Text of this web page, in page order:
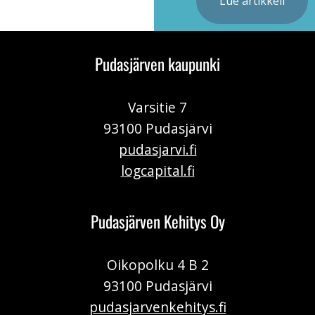
Pudasjärven kaupunki
Varsitie 7
93100 Pudasjärvi
pudasjarvi.fi
logcapital.fi
Pudasjärven Kehitys Oy
Oikopolku 4 B 2
93100 Pudasjärvi
pudasjarvenkehitys.fi